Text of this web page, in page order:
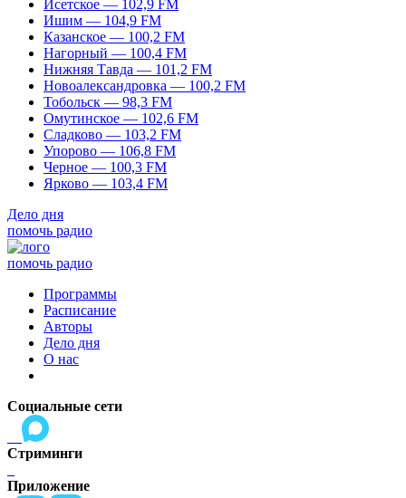
Исетское — 102,9 FM
Ишим — 104,9 FM
Казанское — 100,2 FM
Нагорный — 100,4 FM
Нижняя Тавда — 101,2 FM
Новоалександровка — 100,2 FM
Тобольск — 98,3 FM
Омутинское — 102,6 FM
Сладково — 103,2 FM
Упорово — 106,8 FM
Черное — 100,3 FM
Ярково — 103,4 FM
Дело дня
помочь радио
помочь радио
Программы
Расписание
Авторы
Дело дня
О нас
Социальные сети
Стриминги
Приложение